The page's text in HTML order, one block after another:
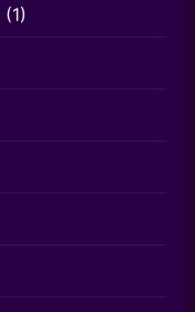
(1)